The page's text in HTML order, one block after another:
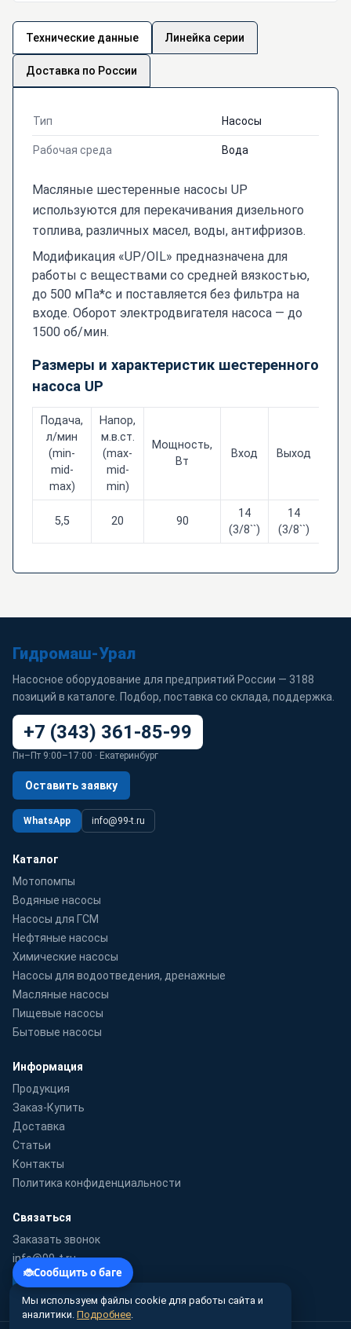
Технические данные Линейка серии
Доставка по России
Тип Насосы
Рабочая среда Вода
Масляные шестеренные насосы UP
используются для перекачивания дизельного
топлива, различных масел, воды, антифризов.
Модификация «UP/OIL» предназначена для
работы с веществами со средней вязкостью,
до 500 мПа*с и поставляется без фильтра на
входе. Оборот электродвигателя насоса — до
1500 об/мин.
Размеры и характеристик шестеренного
насоса UP
Подача,
л/мин
(min-
mid-
max)
Напор,
м.в.ст.
(max-
mid-
min)
Мощность,
Вт
Вход Выход
5,5 20 90
14
(3/8``)
14
(3/8``)
Гидромаш-Урал
Насосное оборудование для предприятий России — 3188
позиций в каталоге. Подбор, поставка со склада, поддержка.
+7 (343) 361-85-99
Пн–Пт 9:00–17:00 · Екатеринбург
Оставить заявку
WhatsApp info@99-t.ru
Каталог
Мотопомпы
Водяные насосы
Насосы для ГСМ
Нефтяные насосы
Химические насосы
Насосы для водоотведения, дренажные
Масляные насосы
Пищевые насосы
Бытовые насосы
Информация
Продукция
Заказ-Купить
Доставка
Статьи
Контакты
Политика конфиденциальности
Связаться
Заказать звонок
info@99-t.ru
WhatsApp
Мы используем файлы cookie для работы сайта и
аналитики. Подробнее.